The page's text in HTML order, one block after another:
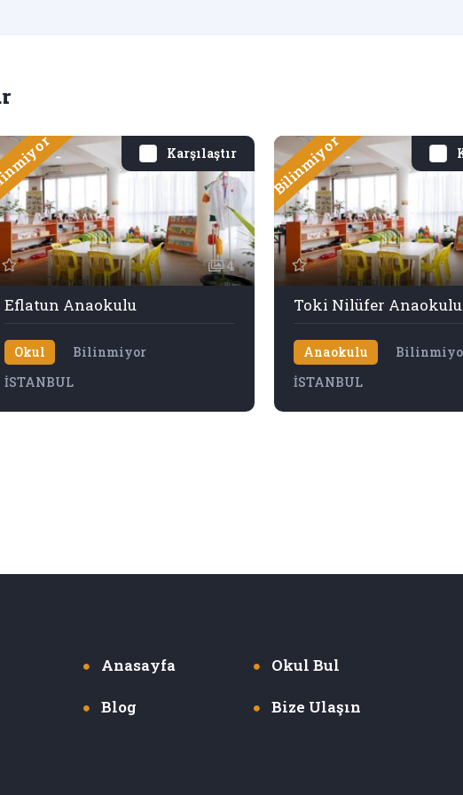
Karşılaştır
4
Eflatun Anaokulu
Okul
Bilinmiyor
İSTANBUL
Bilinmiyor
Toki Nilüfer Anaokulu
Anaokulu
İSTANBUL
Anasayfa Okul Bul
Blog Bize Ulaşın